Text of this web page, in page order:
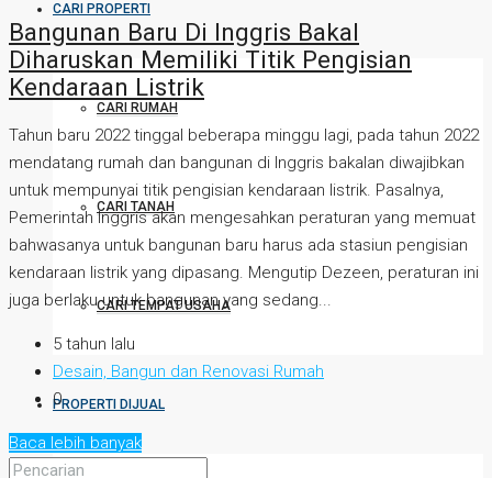
CARI PROPERTI
CARI RUMAH
CARI TANAH
CARI TEMPAT USAHA
PROPERTI DIJUAL
Bangunan Baru Di Inggris Bakal
Diharuskan Memiliki Titik Pengisian
Kendaraan Listrik
Tahun baru 2022 tinggal beberapa minggu lagi, pada tahun 2022
mendatang rumah dan bangunan di Inggris bakalan diwajibkan
untuk mempunyai titik pengisian kendaraan listrik. Pasalnya,
Pemerintah Inggris akan mengesahkan peraturan yang memuat
bahwasanya untuk bangunan baru harus ada stasiun pengisian
kendaraan listrik yang dipasang. Mengutip Dezeen, peraturan ini
juga berlaku untuk bangunan yang sedang...
5 tahun lalu
Desain, Bangun dan Renovasi Rumah
0
Baca lebih banyak